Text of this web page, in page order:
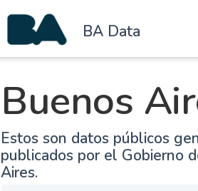
BA Data
Buenos
Estos son datos públicos
publicados por el Gobierno
Aires.